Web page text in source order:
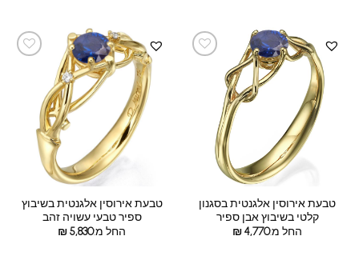
טבעת אירוסין אלגנטית בסגנון
קלטי בשיבוץ אבן ספיר
החל מ:
₪4,770
טבעת אירוסין אלגנטית בשיבוץ
ספיר טבעי עשויה זהב
החל מ:
₪5,830